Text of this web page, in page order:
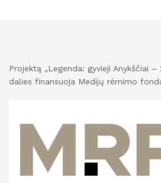
Projektą „Legenda: gyvieji Anykščiai
dalies finansuoja Medijų rėmimo